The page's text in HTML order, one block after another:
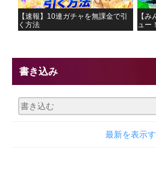
【速報】10連ガチャを無課金で引
く方法
【
ュー！
書き込み
最新を表示